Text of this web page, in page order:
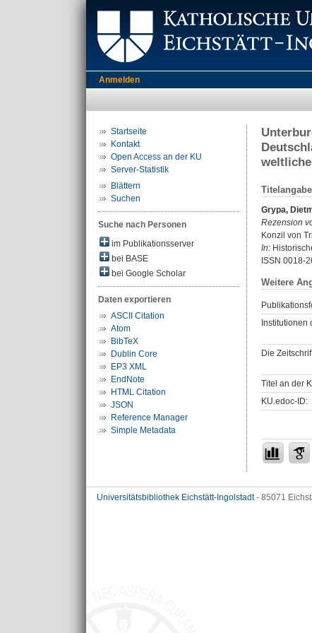
Anmelden
Startseite
Kontakt
Open Access an der KU
Server-Statistik
Blättern
Suchen
Suche nach Personen
im Publikationsserver
bei BASE
bei Google Scholar
Daten exportieren
ASCII Citation
Atom
BibTeX
Dublin Core
EP3 XML
EndNote
HTML Citation
JSON
Reference Manager
Simple Metadata
Grypa,
Rezension
Konzil von
In:
ISSN 0018-
Weitere
Institutionen
Die
Titel an der
KU.edoc-ID:
Universitätsbibliothek Eichstätt-Ingolstadt- 85071